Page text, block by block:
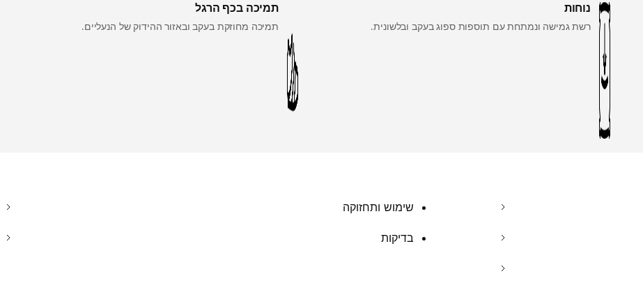
נוחות
רשת גמישה ונמתחת עם תוספות ספוג בעקב ובלשונית.
תמיכה בכף הרגל
תמיכה מחוזקת בעקב ובאזור ההידוק של הנעליים.
שימוש ותחזוקה
בדיקות